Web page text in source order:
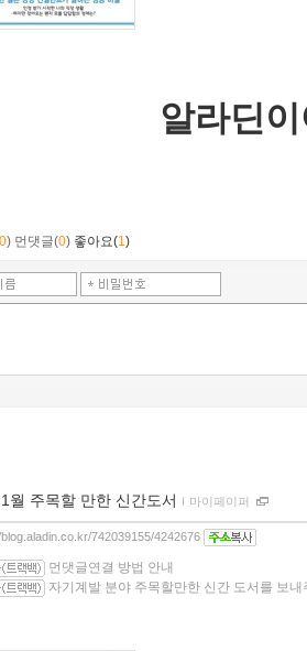
알라딘
0) 먼댓글(0) 좋아요(1)
월 주목할 만한 신간도서 ｌ 마이페이퍼
742039155/4242676
먼댓글연결 방법 안내
자기계발 분야 주목할만한 신간 도서를 보내